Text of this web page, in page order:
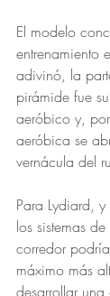
El modelo
entrenamiento
adivinó, la
pirámide fue
aeróbico y,
aeróbica se
vernácula del
Para Lydiard,
los sistemas
corredor
máximo más
desarrollar